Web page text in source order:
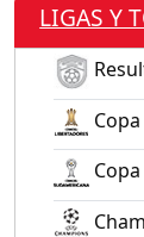
LIGAS Y